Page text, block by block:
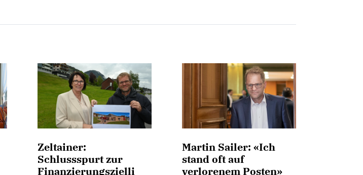
Zeltainer:
Schlussspurt zur
Finanzierungszielli
Martin Sailer: «Ich
stand oft auf
verlorenem Posten»